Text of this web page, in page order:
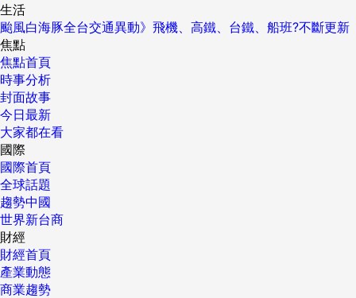
生活
颱風白海豚全台交通異動》飛機、高鐵、台鐵、船班?不斷更新
焦點
焦點首頁
時事分析
封面故事
今日最新
大家都在看
國際
國際首頁
全球話題
趨勢中國
世界新台商
財經
財經首頁
產業動態
商業趨勢